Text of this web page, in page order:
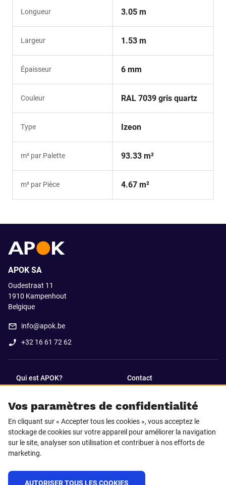
Longueur 3.05 m
Largeur 1.53 m
Épaisseur 6 mm
Couleur RAL 7039 gris quartz
Type Izeon
m² par Palette 93.33 m²
m² par Pièce 4.67 m²
Vos paramètres de confidentialité
En cliquant sur « Accepter tous les cookies », vous acceptez le
stockage de cookies sur votre appareil pour améliorer la navigation
sur le site, analyser son utilisation et contribuer à nos efforts de
marketing.
AUTORISER TOUS LES COOKIES
APOK SA
Oudestraat 11
1910 Kampenhout
Belgique
info@apok.be
+32 16 61 72 62
Qui est APOK? Contact
SUIVEZ-NOUS SUR
Facebook LinkedIn